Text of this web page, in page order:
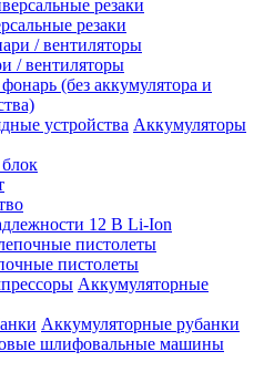
резаки
/ вентиляторы
(без аккумулятора и
Аккумуляторы
12 В Li-Ion
пистолеты
Аккумуляторные
Аккумуляторные рубанки